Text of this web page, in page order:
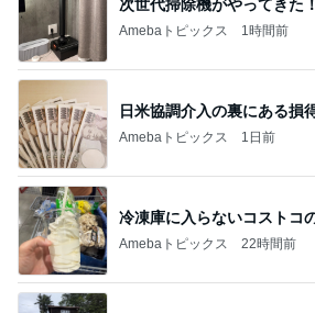
次世代掃除機がやってきた
Amebaトピックス 1時間前
日米協調介入の裏にある損
Amebaトピックス 1日前
冷凍庫に入らないコストコ
Amebaトピックス 22時間前